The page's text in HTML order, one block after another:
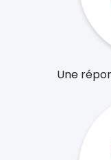
Une